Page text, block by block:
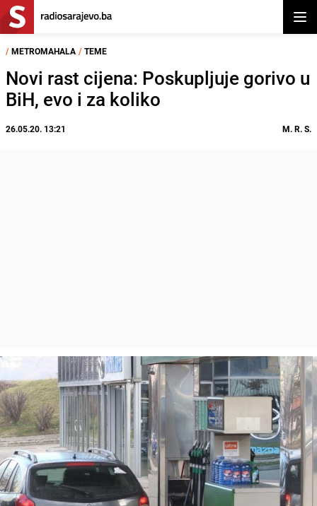
/ METROMAHALA / TEME
Novi rast cijena: Poskupljuje gorivo u
BiH, evo i za koliko
26.05.20. 13:21 M. R. S.